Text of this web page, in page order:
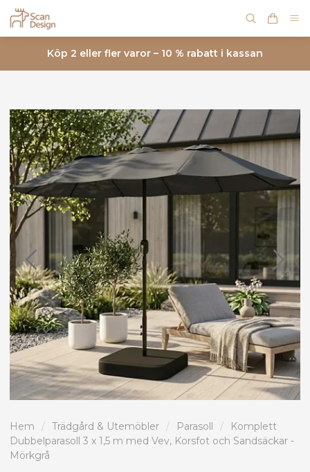
Köp 2 eller fler varor – 10 % rabatt i kassan
Hem / Trädgård & Utemöbler / Parasoll /
Komplett
Dubbelparasoll 3 x 1,5 m med Vev, Korsfot och Sandsäckar -
Mörkgrå